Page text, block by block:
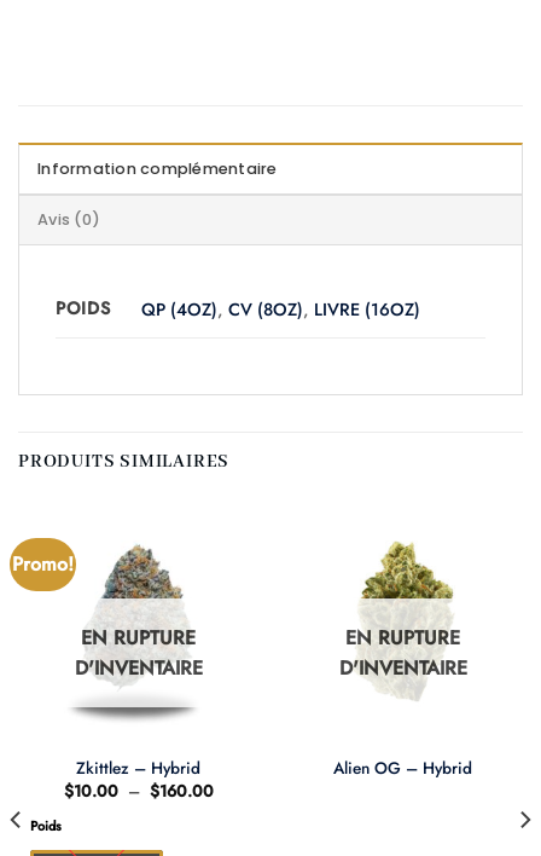
Information complémentaire
Avis (0)
POIDS QP (4OZ),CV (8OZ), LIVRE (16OZ)
PRODUITS SIMILAIRES
Promo!
EN RUPTURE
D'INVENTAIRE
Zkittlez – Hybrid
$10.00 – $160.00Plage
Poids
EN RUPTURE
D'INVENTAIRE
Alien OG – Hybrid